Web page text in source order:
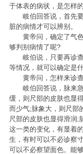
于体表的病状，是怎样
岐伯回答说，首先要
脏的病情才可以辨别。
黄帝问，确定了气色
够判别病情了呢?
岐伯说，只要再诊查
等情况，就可以确定是
黄帝问，怎样来诊查
岐伯回答说，脉来急
缓，则尺部的皮肤也显
而少气;脉象大，则尺部
尺部的皮肤也显得滑润;
这一类的变化，有显着
生，有时可以不必诊察
可以不必察望面色。能